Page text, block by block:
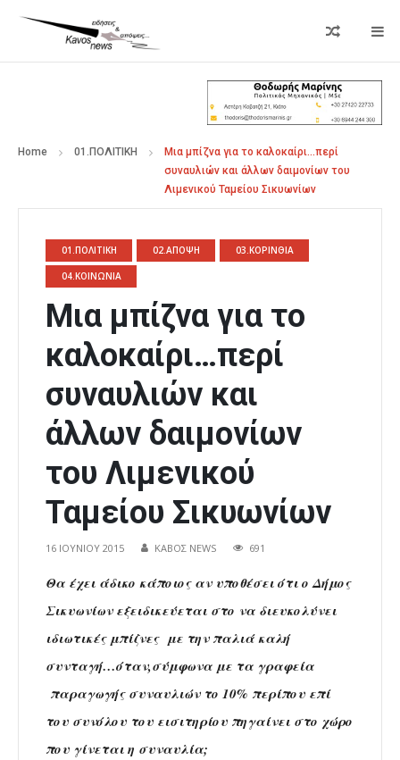
Home 01.ΠΟΛΙΤΙΚΗ
Μια µπίζνα για το καλοκαίρι…περί
συναυλιών και άλλων δαιμονίων του
Λιμενικού Ταμείου Σικυωνίων
01.ΠΟΛΙΤΙΚΗ 02.ΑΠΟΨΗ 03.ΚΟΡΙΝΘΙΑ
04.ΚΟΙΝΩΝΙΑ
Μια µπίζνα για το
καλοκαίρι…περί
συναυλιών και
άλλων δαιμονίων
του Λιμενικού
Ταμείου Σικυωνίων
16 ΙΟΥΝΊΟΥ 2015 ΚΑΒΟΣ NEWS 691
Θα έχει άδικο κάποιος αν υποθέσει ότι ο Δήμος
Σικυωνίων εξειδικεύεται στο να διευκολύνει
ιδιωτικές μπίζνες με την παλιά καλή
συνταγή…όταν,σύμφωνα με τα γραφεία
παραγωγής συναυλιών το 10% περίπου επί
του συνόλου του εισιτηρίου πηγαίνει στο χώρο
που γίνεται η συναυλία;